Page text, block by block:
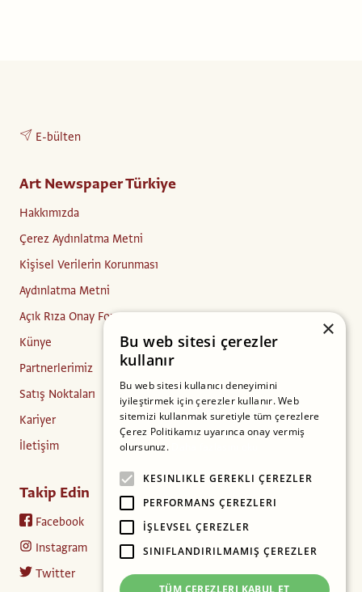
E-bülten
Art Newspaper Türkiye
Hakkımızda
Çerez Aydınlatma Metni
Kişisel Verilerin Korunması
Aydınlatma Metni
Açık Rıza Onay Formu
Künye
Partnerlerimiz
Satış Noktaları
Kariyer
İletişim
Takip Edin
Facebook
Instagram
Twitter
×
Bu web sitesi çerezler
kullanır
Bu web sitesi kullanıcı deneyimini
iyileştirmek için çerezler kullanır. Web
sitemizi kullanmak suretiyle tüm çerezlere
Çerez Politikamız uyarınca onay vermiş
olursunuz.
KESINLIKLE GEREKLI ÇEREZLER
PERFORMANS ÇEREZLERI
İŞLEVSEL ÇEREZLER
SINIFLANDIRILMAMIŞ ÇEREZLER
TÜM ÇEREZLERI KABUL ET